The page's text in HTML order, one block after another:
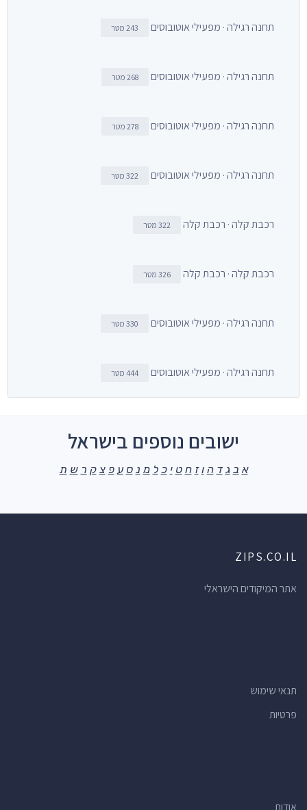
תחנה רגילה · מפעילי אוטובוסים 243 מטר
תחנה רגילה · מפעילי אוטובוסים 268 מטר
תחנה רגילה · מפעילי אוטובוסים 278 מטר
תחנה רגילה · מפעילי אוטובוסים 322 מטר
רכבת קלה · רכבת קלה 322 מטר
רכבת קלה · רכבת קלה 326 מטר
תחנה רגילה · מפעילי אוטובוסים 330 מטר
תחנה רגילה · מפעילי אוטובוסים 444 מטר
ישובים נוספים בישראל
א ב ג ד ה ו ז ח ט י כ ל מ נ ס ע פ צ ק ר ש ת
ZIPS.CO.IL
אתר המיקודים הישראלי
תנאי שימוש
פרטיות
אודות